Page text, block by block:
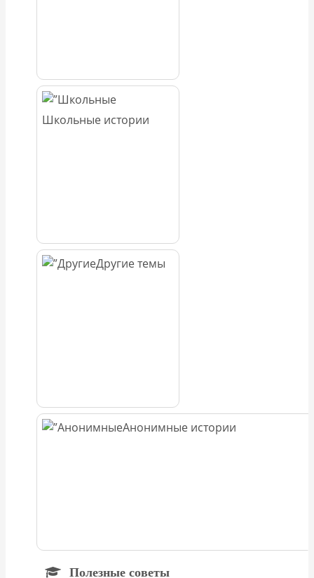
Школьные истории
Другие темы
Анонимные истории
Полезные советы